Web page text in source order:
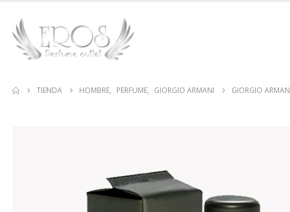
TIENDA HOMBRE, PERFUME, GIORGIO ARMANI GIORGIO